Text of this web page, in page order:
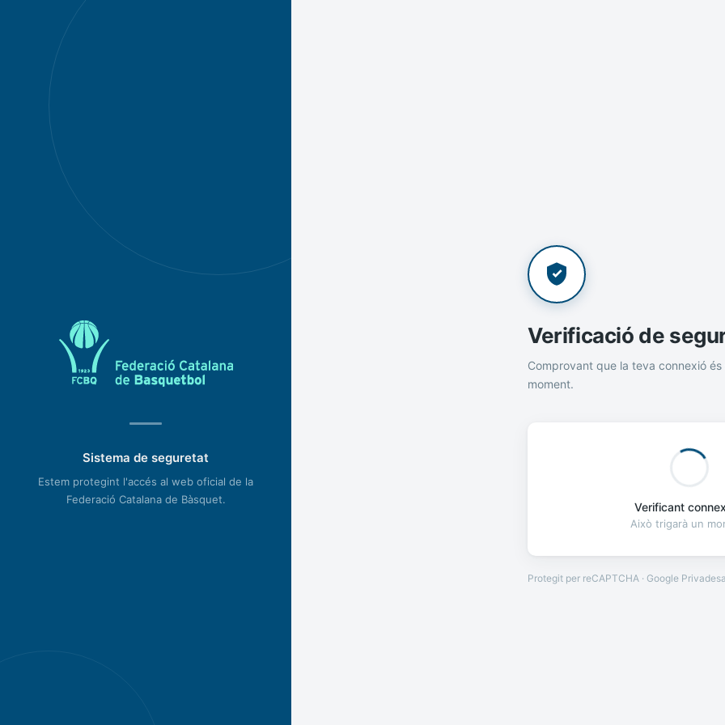
Sistema de seguretat
Estem protegint l'accés al web oficial de la
Federació Catalana de Bàsquet.
Verificació de
Comprovant que la teva connexió és
moment.
Verificant
Això trigarà un
Protegit per reCAPTCHA · Google Privadesa